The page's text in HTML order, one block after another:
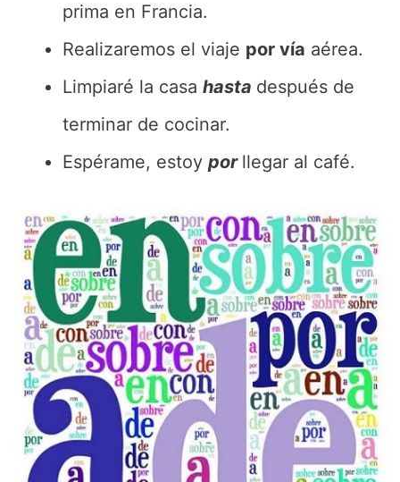
prima en Francia.
Realizaremos el viaje por vía aérea.
Limpiaré la casa hasta después de
terminar de cocinar.
Espérame, estoy por llegar al café.